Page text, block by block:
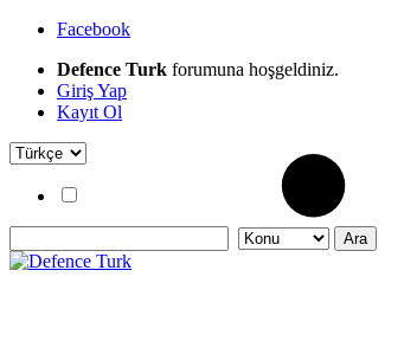
Facebook
Defence Turk forumuna hoşgeldiniz.
Giriş Yap
Kayıt Ol